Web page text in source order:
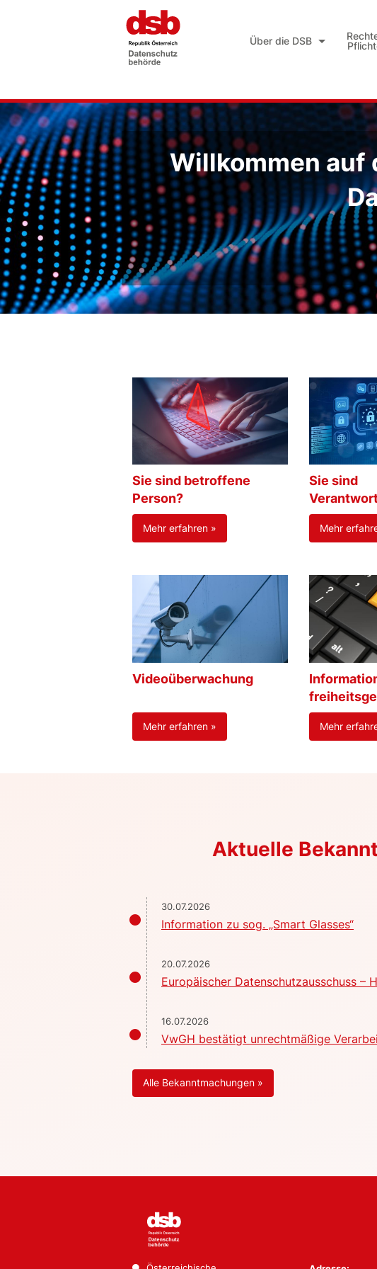
Über die DSB
Willkommen auf
Sie sind betroffene
Person?
Mehr erfahren »
Sie sind
Mehr
Videoüberwachung
Mehr erfahren » Mehr
Aktuelle
30.07.2026
Information zu sog. „Smart Glasses“
20.07.2026
Europäischer Datenschutzausschuss –
16.07.2026
VwGH bestätigt unrechtmäßige
Alle Bekanntmachungen »